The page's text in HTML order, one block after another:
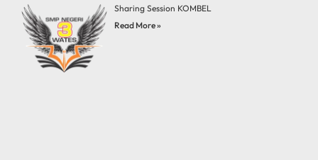
Sharing Session KOMBEL
Read More »